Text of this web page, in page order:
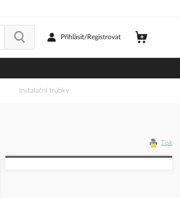
Přihlásit/Registrovat
Instalační trubky
Tisk